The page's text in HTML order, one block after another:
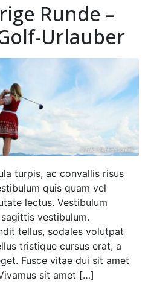
Runde –
Urlauber
turpis, ac convallis risus
quis quam vel
lectus. Vestibulum
vestibulum.
tellus, sodales volutpat
tristique cursus erat, a
Fusce vitae dui sit amet
sit amet […]